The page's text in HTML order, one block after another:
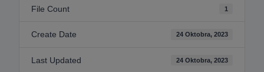
File Count 1
Create Date 24 Oktobra, 2023
Last Updated 24 Oktobra, 2023